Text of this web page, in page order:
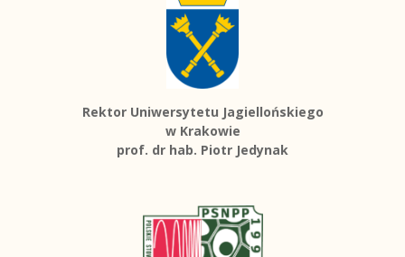
Rektor Uniwersytetu Jagiellońskiego
w Krakowie
prof. dr hab. Piotr Jedynak